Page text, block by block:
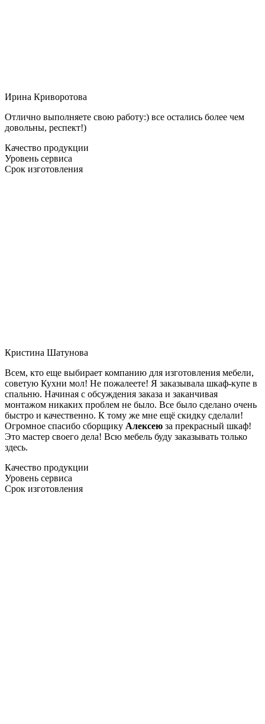
Ирина Криворотова
Отлично выполняете свою работу:) все остались более чем
довольны, респект!)
Качество продукции
Уровень сервиса
Срок изготовления
Кристина Шатунова
Всем, кто еще выбирает компанию для изготовления мебели,
советую Кухни мол! Не пожалеете! Я заказывала шкаф-купе в
спальню. Начиная с обсуждения заказа и заканчивая
монтажом никаких проблем не было. Все было сделано очень
быстро и качественно. К тому же мне ещё скидку сделали!
Огромное спасибо сборщику Алексею за прекрасный шкаф!
Это мастер своего дела! Всю мебель буду заказывать только
здесь.
Качество продукции
Уровень сервиса
Срок изготовления